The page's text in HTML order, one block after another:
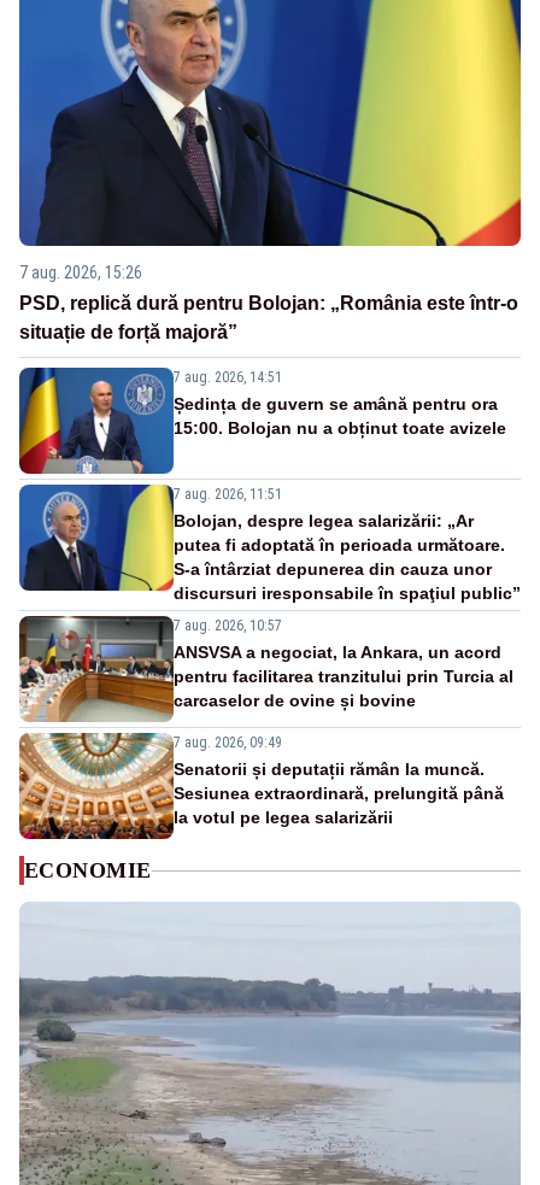
7 aug. 2026, 15:26
PSD, replică dură pentru Bolojan: „România este într-o
situație de forță majoră”
7 aug. 2026, 14:51
Ședința de guvern se amână pentru ora
15:00. Bolojan nu a obținut toate avizele
7 aug. 2026, 11:51
Bolojan, despre legea salarizării: „Ar
putea fi adoptată în perioada următoare.
S-a întârziat depunerea din cauza unor
discursuri iresponsabile în spaţiul public”
7 aug. 2026, 10:57
ANSVSA a negociat, la Ankara, un acord
pentru facilitarea tranzitului prin Turcia al
carcaselor de ovine și bovine
7 aug. 2026, 09:49
Senatorii și deputații rămân la muncă.
Sesiunea extraordinară, prelungită până
la votul pe legea salarizării
ECONOMIE